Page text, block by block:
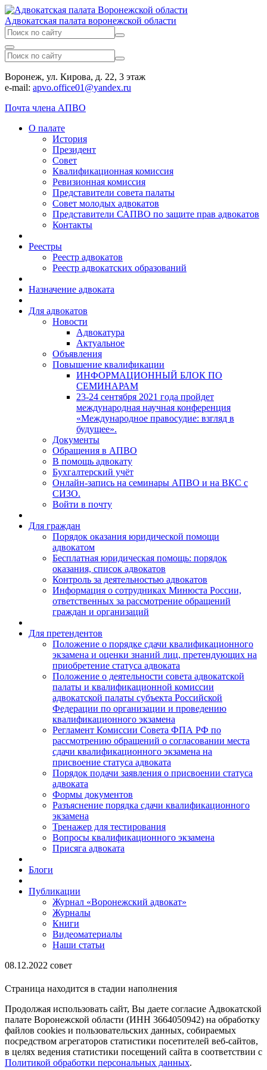
Адвокатская палата воронежской области
Воронеж, ул. Кирова, д. 22, 3 этаж
e-mail: apvo.office01@yandex.ru
Почта члена АПВО
О палате
История
Президент
Совет
Квалификационная комиссия
Ревизионная комиссия
Представители совета палаты
Совет молодых адвокатов
Представители САПВО по защите прав адвокатов
Контакты
Реестры
Реестр адвокатов
Реестр адвокатских образований
Назначение адвоката
Для адвокатов
Новости
Адвокатура
Актуальное
Объявления
Повышение квалификации
ИНФОРМАЦИОННЫЙ БЛОК ПО
СЕМИНАРАМ
23-24 сентября 2021 года пройдет
международная научная конференция
«Международное правосудие: взгляд в
будущее».
Документы
Обращения в АПВО
В помощь адвокату
Бухгалтерский учёт
Онлайн-запись на семинары АПВО и на ВКС с
СИЗО.
Войти в почту
Для граждан
Порядок оказания юридической помощи
адвокатом
Бесплатная юридическая помощь: порядок
оказания, список адвокатов
Контроль за деятельностью адвокатов
Информация о сотрудниках Минюста России,
ответственных за рассмотрение обращений
граждан и организаций
Для претендентов
Положение о порядке сдачи квалификационного
экзамена и оценки знаний лиц, претендующих на
приобретение статуса адвоката
Положение о деятельности совета адвокатской
палаты и квалификационной комиссии
адвокатской палаты субъекта Российской
Федерации по организации и проведению
квалификационного экзамена
Регламент Комиссии Совета ФПА РФ по
рассмотрению обращений о согласовании места
сдачи квалификационного экзамена на
присвоение статуса адвоката
Порядок подачи заявления о присвоении статуса
адвоката
Формы документов
Разъяснение порядка сдачи квалификационного
экзамена
Тренажер для тестирования
Вопросы квалификационного экзамена
Присяга адвоката
Блоги
Публикации
Журнал «Воронежский адвокат»
Журналы
Книги
Видеоматериалы
Наши статьи
08.12.2022 совет
Страница находится в стадии наполнения
Продолжая использовать сайт, Вы даете согласие Адвокатской
палате Воронежской области (ИНН 3664050942) на обработку
файлов cookies и пользовательских данных, собираемых
посредством агрегаторов статистики посетителей веб-сайтов,
в целях ведения статистики посещений сайта в соответствии с
Политикой обработки персональных данных.